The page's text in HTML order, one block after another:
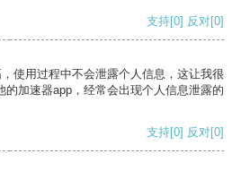
支持[0] 反对[0]
使用过程中不会泄露个人信息，这让我很
的加速器app，经常会出现个人信息泄露的
支持[0] 反对[0]